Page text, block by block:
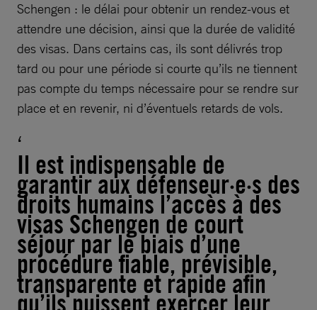
Schengen : le délai pour obtenir un rendez-vous et
attendre une décision, ainsi que la durée de validité
des visas. Dans certains cas, ils sont délivrés trop
tard ou pour une période si courte qu’ils ne tiennent
pas compte du temps nécessaire pour se rendre sur
place et en revenir, ni d’éventuels retards de vols.
Il est indispensable de
garantir aux défenseur·e·s des
droits humains l’accès à des
visas Schengen de court
séjour par le biais d’une
procédure fiable, prévisible,
transparente et rapide afin
qu’ils puissent exercer leur